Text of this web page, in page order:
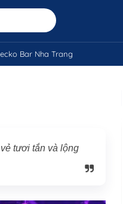
Bar Nha Trang
tươi tắn và lộng